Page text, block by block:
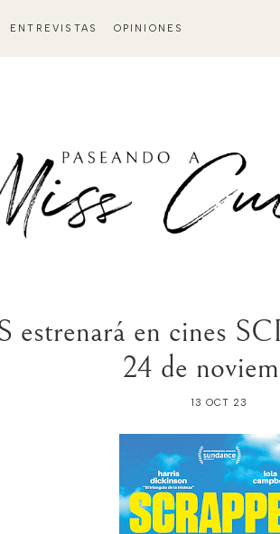
ENTREVISTAS OPINIONES
en cines
24 de
13 OCT 23